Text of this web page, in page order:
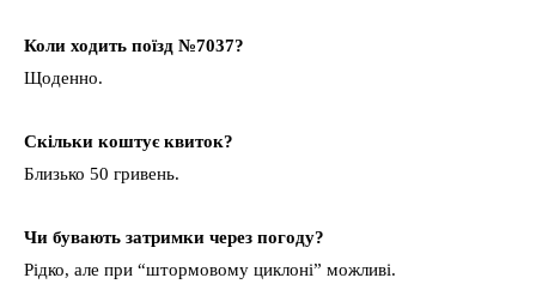
Коли ходить поїзд №7037?
Щоденно.
Скільки коштує квиток?
Близько 50 гривень.
Чи бувають затримки через погоду?
Рідко, але при “штормовому циклоні” можливі.